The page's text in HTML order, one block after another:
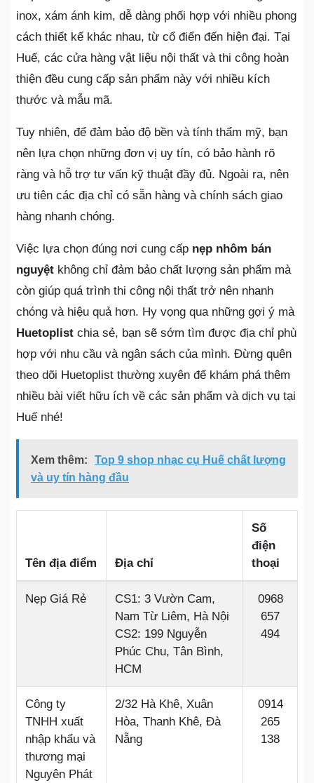
inox, xám ánh kim, dễ dàng phối hợp với nhiều phong
cách thiết kế khác nhau, từ cổ điển đến hiện đại. Tại
Huế, các cửa hàng vật liệu nội thất và thi công hoàn
thiện đều cung cấp sản phẩm này với nhiều kích
thước và mẫu mã.
Tuy nhiên, để đảm bảo độ bền và tính thẩm mỹ, bạn
nên lựa chọn những đơn vị uy tín, có bảo hành rõ
ràng và hỗ trợ tư vấn kỹ thuật đầy đủ. Ngoài ra, nên
ưu tiên các địa chỉ có sẵn hàng và chính sách giao
hàng nhanh chóng.
Việc lựa chọn đúng nơi cung cấp nẹp nhôm bán
nguyệt không chỉ đảm bảo chất lượng sản phẩm mà
còn giúp quá trình thi công nội thất trở nên nhanh
chóng và hiệu quả hơn. Hy vọng qua những gợi ý mà
Huetoplist chia sẻ, bạn sẽ sớm tìm được địa chỉ phù
hợp với nhu cầu và ngân sách của mình. Đừng quên
theo dõi Huetoplist thường xuyên để khám phá thêm
nhiều bài viết hữu ích về các sản phẩm và dịch vụ tại
Huế nhé!
Xem thêm:
Top 9 shop nhạc cụ Huế chất lượng
và uy tín hàng đầu
Tên địa điểm Địa chỉ
Số
điện
thoại
Nẹp Giá Rẻ
CS1: 3 Vườn Cam,
Nam Từ Liêm, Hà Nội
CS2: 199 Nguyễn
Phúc Chu, Tân Bình,
HCM
0968
657
494
Công ty
TNHH xuất
nhập khẩu và
thương mại
Nguyên Phát
2/32 Hà Khê, Xuân
Hòa, Thanh Khê, Đà
Nẵng
0914
265
138